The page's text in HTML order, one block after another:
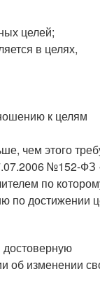
целей;
в целях,
к целям
чем этого
№152-
по
по достижении
достоверную
об изменении